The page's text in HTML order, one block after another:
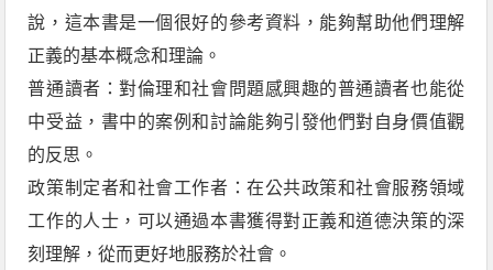
說，這本書是一個很好的參考資料，能夠幫助他們理解
正義的基本概念和理論。
普通讀者：對倫理和社會問題感興趣的普通讀者也能從
中受益，書中的案例和討論能夠引發他們對自身價值觀
的反思。
政策制定者和社會工作者：在公共政策和社會服務領域
工作的人士，可以通過本書獲得對正義和道德決策的深
刻理解，從而更好地服務於社會。